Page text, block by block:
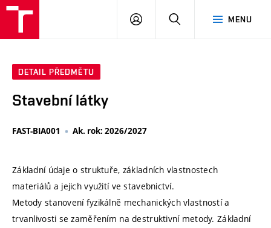
MENU
PŘIHLÁSIT
DETAIL PŘEDMĚTU
Stavební látky
FAST-BIA001 Ak. rok: 2026/2027
Základní údaje o struktuře, základních vlastnostech
materiálů a jejich využití ve stavebnictví.
Metody stanovení fyzikálně mechanických vlastností a
trvanlivosti se zaměřením na destruktivní metody. Základní